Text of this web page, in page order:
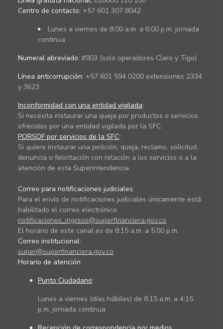
Centro de contacto: +57 601 307 8042
Lunes a viernes de 8:00 a.m. a 6:00 p.m. jornada
continua.
Numeral abreviado: #903 (solo operadores Claro y Tigo)
Línea anticorrupción: +57 601 594 0200 extensiones 2334
y 3623
Inconformidad con una entidad vigilada:
Si necesita instaurar una queja por productos o servicios
ofrecidos por una entidad vigilada por la SFC.
PQRSDF por servicios de la SFC:
Si quiere instaurar una petición, queja, reclamo, solicitud,
denuncia o felicitación con relación a los servicios o a la
atención de esta Superintendencia.
Correo para notificaciones judiciales:
Para el envío de notificaciones judiciales únicamente está
habilitado el correo electrónico
notificaciones_ingreso@superfinanciera.gov.co
El horario de este canal es de 8:15 a.m. a 5:00 p.m.
Correo institucional:
super@superfinanciera.gov.co
Horario de atención
Punto Ciudadano:
Lunes a viernes (días hábiles) de 8:15 a.m. a 4:15
p.m. jornada continua